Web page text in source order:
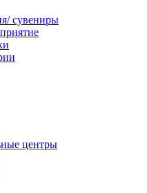
сувениры
центры